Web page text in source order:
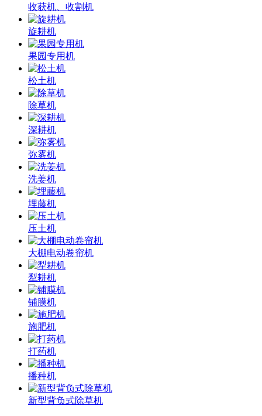
收获机、收割机
旋耕机
果园专用机
松土机
除草机
深耕机
弥雾机
洗姜机
埋藤机
压土机
大棚电动卷帘机
犁耕机
铺膜机
施肥机
打药机
播种机
新型背负式除草机